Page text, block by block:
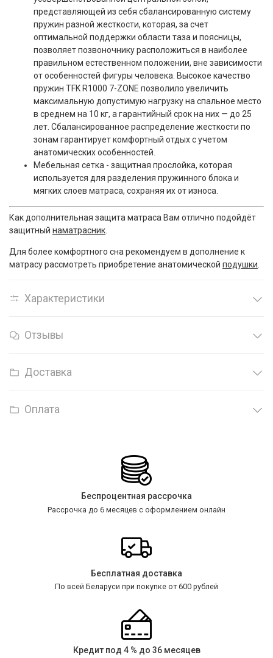
представляющей из себя сбалансированную систему
пружин разной жесткости, которая, за счет
оптимальной поддержки области таза и поясницы,
позволяет позвоночнику расположиться в наиболее
правильном естественном положении, вне зависимости
от особенностей фигуры человека. Высокое качество
пружин TFK R1000 7-ZONE позволило увеличить
максимальную допустимую нагрузку на спальное место
в среднем на 10 кг, а гарантийный срок на них — до 25
лет. Сбалансированное распределение жесткости по
зонам гарантирует комфортный отдых с учетом
анатомических особенностей.
Мебельная сетка - защитная прослойка, которая
используется для разделения пружинного блока и
мягких слоев матраса, сохраняя их от износа.
Как дополнительная защита матраса Вам отлично подойдёт
защитный наматрасник
Для более комфортного сна рекомендуем в дополнение к
матрасу рассмотреть приобретение анатомической подушки
Характеристики
Отзывы
Доставка
Оплата
Беспроцентная рассрочка
Рассрочка до 6 месяцев с оформлением онлайн
Бесплатная доставка
По всей Беларуси при покупке от 600 рублей
Кредит под 4 % до 36 месяцев